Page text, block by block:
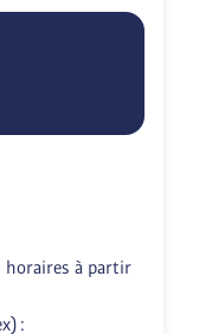
horaires à partir
: